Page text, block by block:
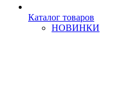
Каталог товаров
НОВИНКИ